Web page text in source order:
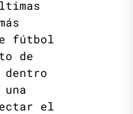
fútbol
de
dentro
el